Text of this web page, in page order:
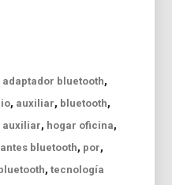
adaptador bluetooth,
, auxiliar, bluetooth,
auxiliar, hogar oficina,
bluetooth, por,
,tecnología